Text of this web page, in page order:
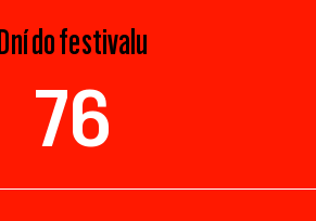
Dní do festivalu
76